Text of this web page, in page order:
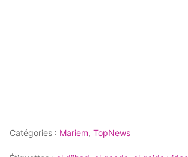
Catégories : Mariem, TopNews